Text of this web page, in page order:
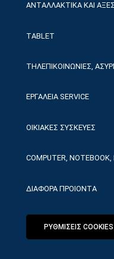
ΑΝΤΑΛΛΑΚΤΙΚΑ ΚΑΙ
TABLET
ΤΗΛΕΠΙΚΟΙΝΩΝΙΕΣ,
ΕΡΓΑΛΕΙΑ SERVICE
ΟΙΚΙΑΚΕΣ ΣΥΣΚΕΥΕΣ
COMPUTER, NOTEBOOK,
ΔΙΑΦΟΡΑ ΠΡΟΙΟΝΤΑ
ΡΥΘΜΙΣΕΙΣ COOKIES